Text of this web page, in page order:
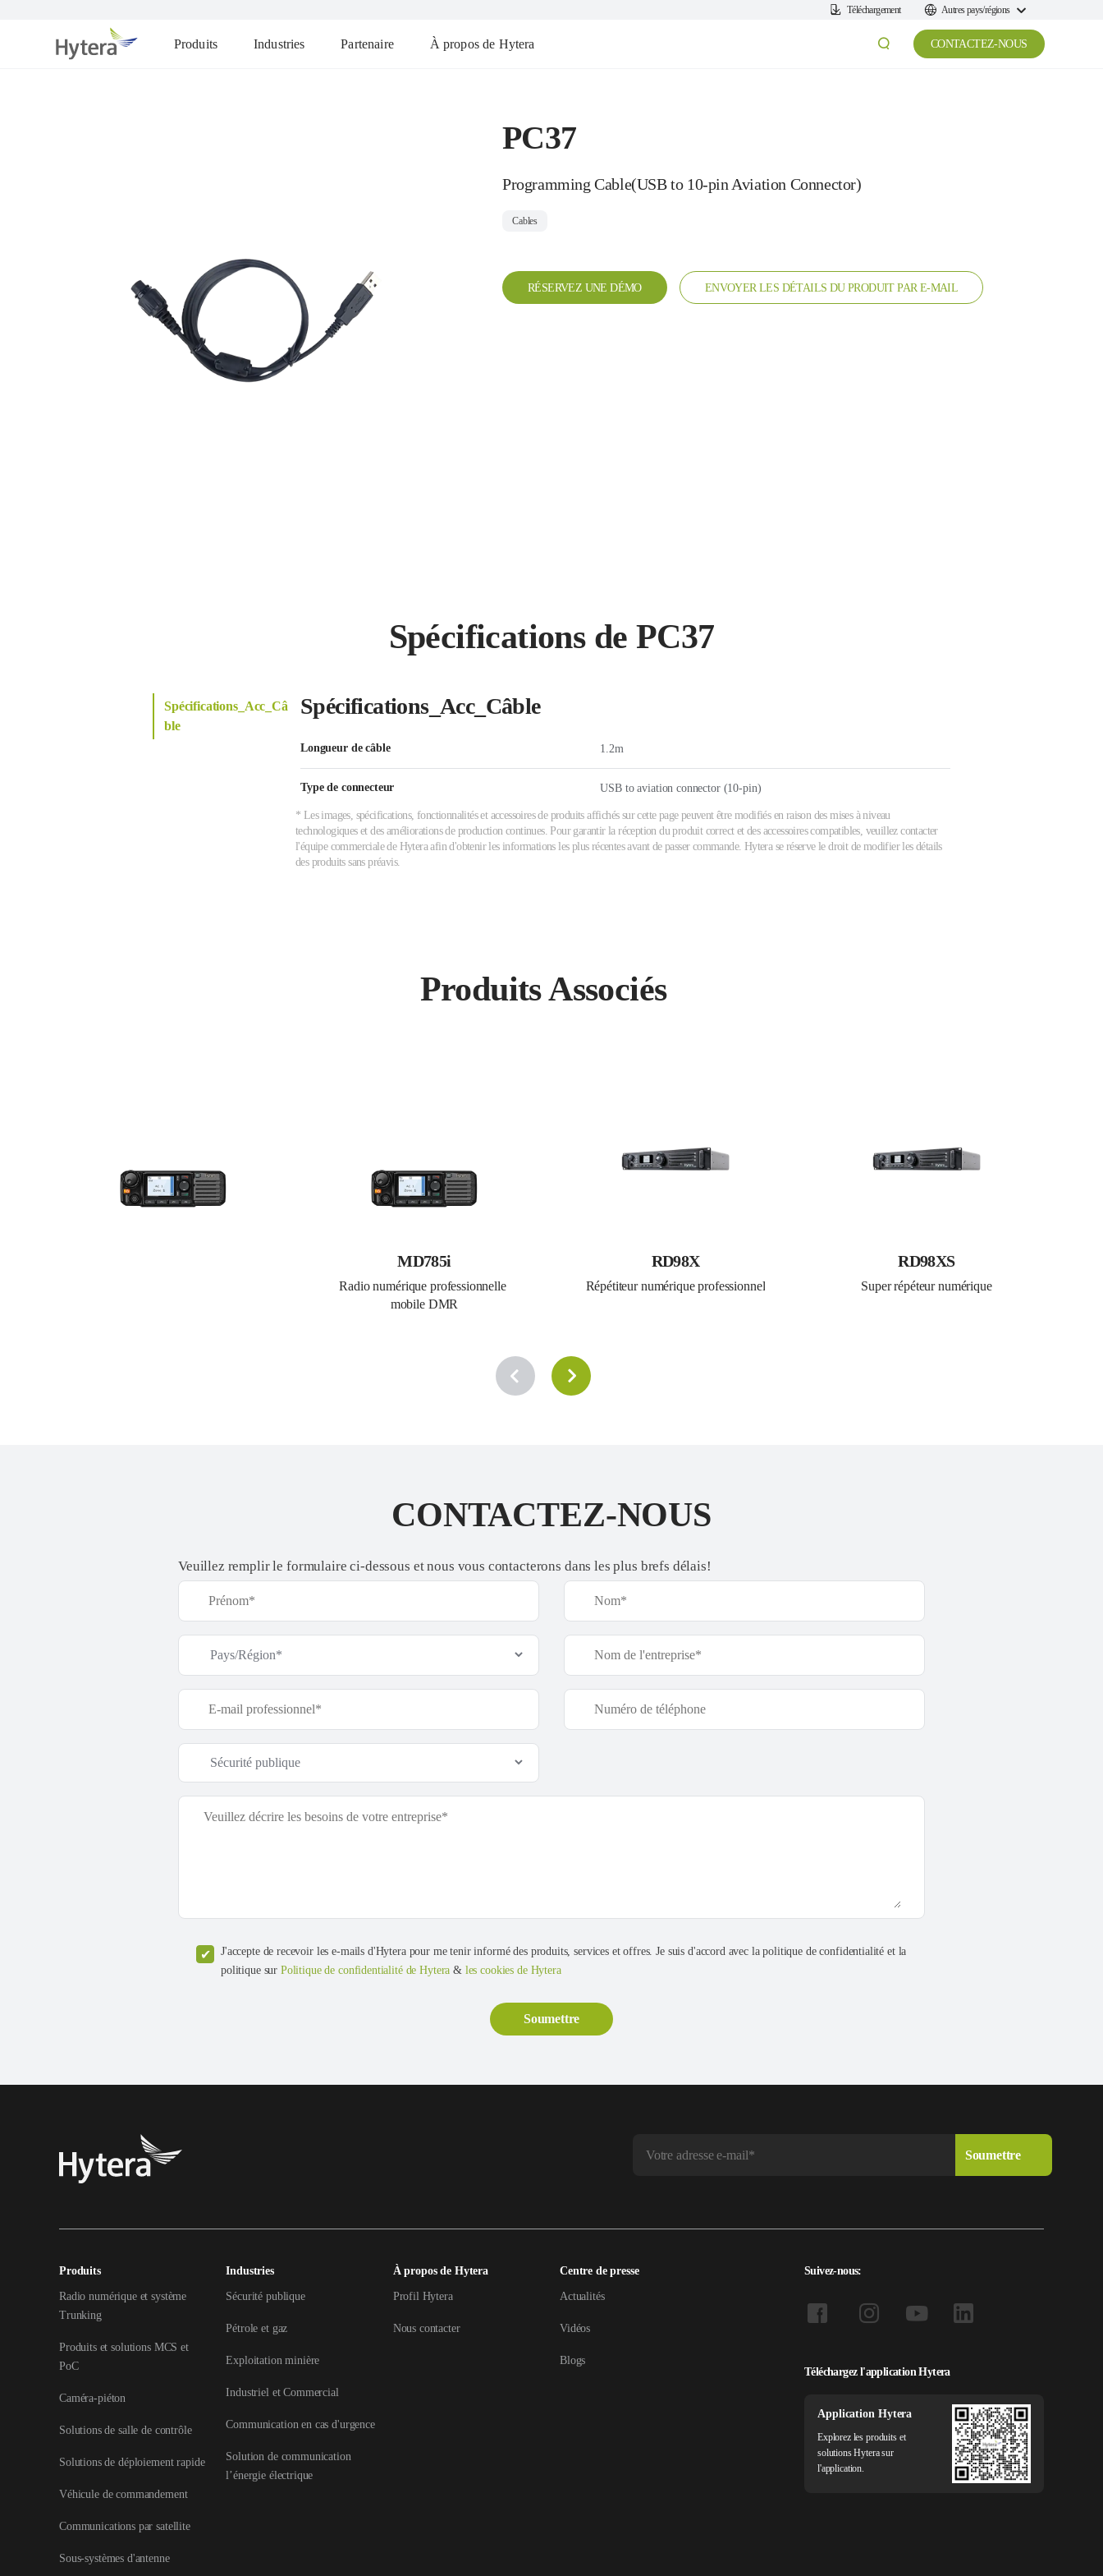
Téléchargement Autres pays/régions
Produits Industries Partenaire À propos de Hytera CONTACTEZ-NOUS
PC37
Programming Cable(USB to 10-pin Aviation Connector)
Cables
RÉSERVEZ UNE DÉMO ENVOYER LES DÉTAILS DU PRODUIT PAR E-MAIL
Spécifications de PC37
Spécifications_Acc_Câ
ble
Spécifications_Acc_Câble
Longueur de câble 1.2m
Type de connecteur USB to aviation connector (10-pin)
* Les images, spécifications, fonctionnalités et accessoires de produits affichés sur cette page peuvent être modifiés en raison des mises à niveau
technologiques et des améliorations de production continues. Pour garantir la réception du produit correct et des accessoires compatibles, veuillez contacter
l'équipe commerciale de Hytera afin d'obtenir les informations les plus récentes avant de passer commande. Hytera se réserve le droit de modifier les détails
des produits sans préavis.
Produits Associés
MD785i
Radio numérique professionnelle
mobile DMR
RD98X
Répétiteur numérique professionnel
RD98XS
Super répéteur numérique
CONTACTEZ-NOUS
Veuillez remplir le formulaire ci-dessous et nous vous contacterons dans les plus brefs délais!
J'accepte de recevoir les e-mails d'Hytera pour me tenir informé des produits, services et offres. Je suis d'accord avec la politique de confidentialité et la
politique sur Politique de confidentialité de Hytera & les cookies de Hytera
Produits
Radio numérique et système
Trunking
Produits et solutions MCS et
PoC
Caméra-piéton
Solutions de salle de contrôle
Solutions de déploiement rapide
Véhicule de commandement
Communications par satellite
Sous-systèmes d'antenne
Industries
Sécurité publique
Pétrole et gaz
Exploitation minière
Industriel et Commercial
Communication en cas d'urgence
Solution de communication
l’énergie électrique
À propos de Hytera
Profil Hytera
Nous contacter
Centre de presse
Actualités
Vidéos
Blogs
Suivez-nous:
Téléchargez l'application Hytera
Application Hytera
Explorez les produits et
solutions Hytera sur
l'application.